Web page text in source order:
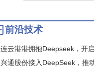
前沿技术
连云港港拥抱Deepseek，开
兴通股份接入DeepSeek，推